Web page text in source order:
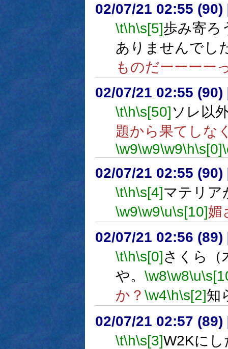
02/07/21 02:55 (90)
\t\h\s[5]歩み寄ろ
ありませんでし
ものだーーーー
02/07/21 02:55 (90)
\t\h\s[50]ソレ以
題から果てしな
\w9\w9\w9\h\s[0]
02/07/21 02:55 (90)
\t\h\s[4]マテリア
\w9\w9\u\s[10]媚
02/07/21 02:56 (89)
\t\h\s[0] さくら（
や。 \w8\w8\u
か？ \w4\h\s[2]知
02/07/21 02:57 (89)
\t\h\s[3]W2Kに